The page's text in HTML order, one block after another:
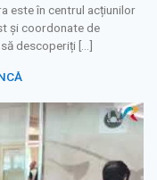
este în centrul acțiunilor
și coordonate de
descoperiți […]